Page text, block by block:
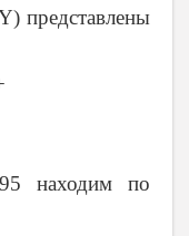
представлены
находим по